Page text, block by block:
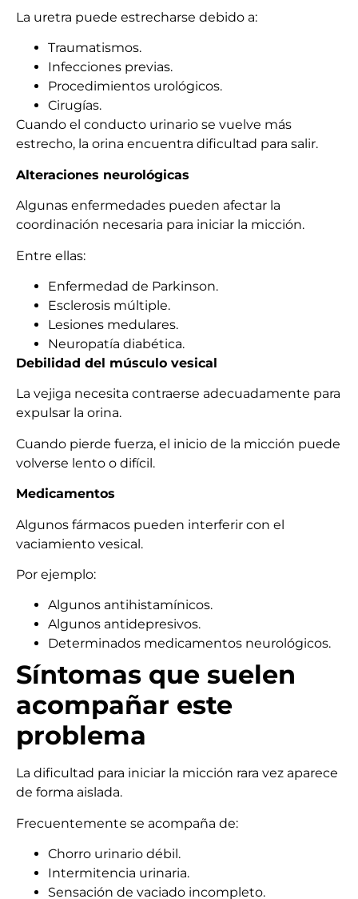
La uretra puede estrecharse debido a:
Traumatismos.
Infecciones previas.
Procedimientos urológicos.
Cirugías.
Cuando el conducto urinario se vuelve más
estrecho, la orina encuentra dificultad para salir.
Alteraciones neurológicas
Algunas enfermedades pueden afectar la
coordinación necesaria para iniciar la micción.
Entre ellas:
Enfermedad de Parkinson.
Esclerosis múltiple.
Lesiones medulares.
Neuropatía diabética.
Debilidad del músculo vesical
La vejiga necesita contraerse adecuadamente para
expulsar la orina.
Cuando pierde fuerza, el inicio de la micción puede
volverse lento o difícil.
Medicamentos
Algunos fármacos pueden interferir con el
vaciamiento vesical.
Por ejemplo:
Algunos antihistamínicos.
Algunos antidepresivos.
Determinados medicamentos neurológicos.
Síntomas que suelen
acompañar este
problema
La dificultad para iniciar la micción rara vez aparece
de forma aislada.
Frecuentemente se acompaña de:
Chorro urinario débil.
Intermitencia urinaria.
Sensación de vaciado incompleto.